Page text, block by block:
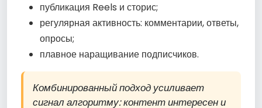
публикация Reels и сторис;
регулярная активность: комментарии, ответы,
опросы;
плавное наращивание подписчиков.
Комбинированный подход усиливает
сигнал алгоритму: контент интересен и